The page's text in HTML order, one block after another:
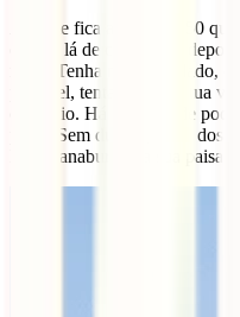
A ponte fica a cerca de 50
chegar lá de comboio e
mota. Tenha muito cuidado,
possível, tenta marcar a tua
comboio. Há zonas onde
perto. Sem dúvida, é um dos
Kanchanaburi pela sua